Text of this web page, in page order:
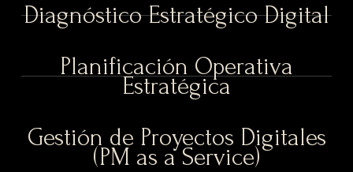
Diagnóstico Estratégico Digital
Planificación Operativa
Estratégica
Gestión de Proyectos Digitales
(PM as a Service)